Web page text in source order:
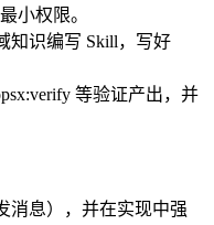
小权限。
知识编写 Skill，写好
等验证产出，并
消息），并在实现中强